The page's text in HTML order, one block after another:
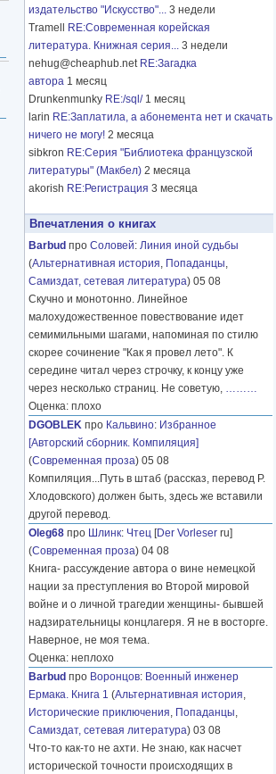
издательство "Искусство"... 3 недели
Tramell
RE:Современная корейская
литература. Книжная серия... 3 недели
nehug@cheaphub.net RE:Загадка
автора 1 месяц
Drunkenmunky RE:/sql/ 1 месяц
larin RE:Заплатила, а абонемента нет и скачать
ничего не могу! 2 месяца
sibkron RE:Серия "Библиотека французской
литературы" (Макбел) 2 месяца
akorish RE:Регистрация 3 месяца
Впечатления о книгах
Barbud про Соловей: Линия иной судьбы
(Альтернативная история, Попаданцы,
Самиздат, сетевая литература) 05 08
Скучно и монотонно. Линейное
малохудожественное повествование идет
семимильными шагами, напоминая по стилю
скорее сочинение "Как я провел лето". К
середине читал через строчку, к концу уже
через несколько страниц. Не советую, ………
Оценка: плохо
DGOBLEK про Кальвино: Избранное
[Авторский сборник. Компиляция]
(Современная проза) 05 08
Компиляция...Путь в штаб (рассказ, перевод Р.
Хлодовского) должен быть, здесь же вставили
другой перевод.
Oleg68 про Шлинк: Чтец [Der Vorleser ru]
(Современная проза) 04 08
Книга- рассуждение автора о вине немецкой
нации за преступления во Второй мировой
войне и о личной трагедии женщины- бывшей
надзирательницы концлагеря. Я не в восторге.
Наверное, не моя тема.
Оценка: неплохо
Barbud про Воронцов: Военный инженер
Ермака. Книга 1 (Альтернативная история,
Исторические приключения, Попаданцы,
Самиздат, сетевая литература) 03 08
Что-то как-то не ахти. Не знаю, как насчет
исторической точности происходящих в